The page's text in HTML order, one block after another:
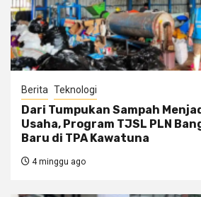
Berita Teknologi
Dari Tumpukan Sampah
Usaha, Program TJSL PLN
Baru di TPA Kawatuna
4 minggu ago